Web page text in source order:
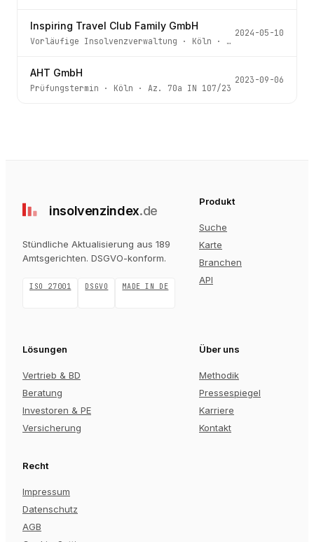
Inspiring Travel Club Family GmbH
Vorläufige Insolvenzverwaltung · Köln · Az.
2024-05-10
AHT GmbH
Prüfungstermin · Köln · Az. 70a IN 107/23
2023-09-06
insolvenzindex.de
Stündliche Aktualisierung aus 189
Amtsgerichten. DSGVO-konform.
ISO 27001 DSGVO MADE IN DE
Produkt
Suche
Karte
Branchen
API
Lösungen
Vertrieb & BD
Beratung
Investoren & PE
Versicherung
Über uns
Methodik
Pressespiegel
Karriere
Kontakt
Recht
Impressum
Datenschutz
AGB